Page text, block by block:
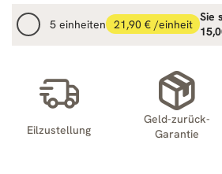
5 einheiten 21,90 € /einheit
Sie
Eilzustellung
Geld-zurück-
Garantie